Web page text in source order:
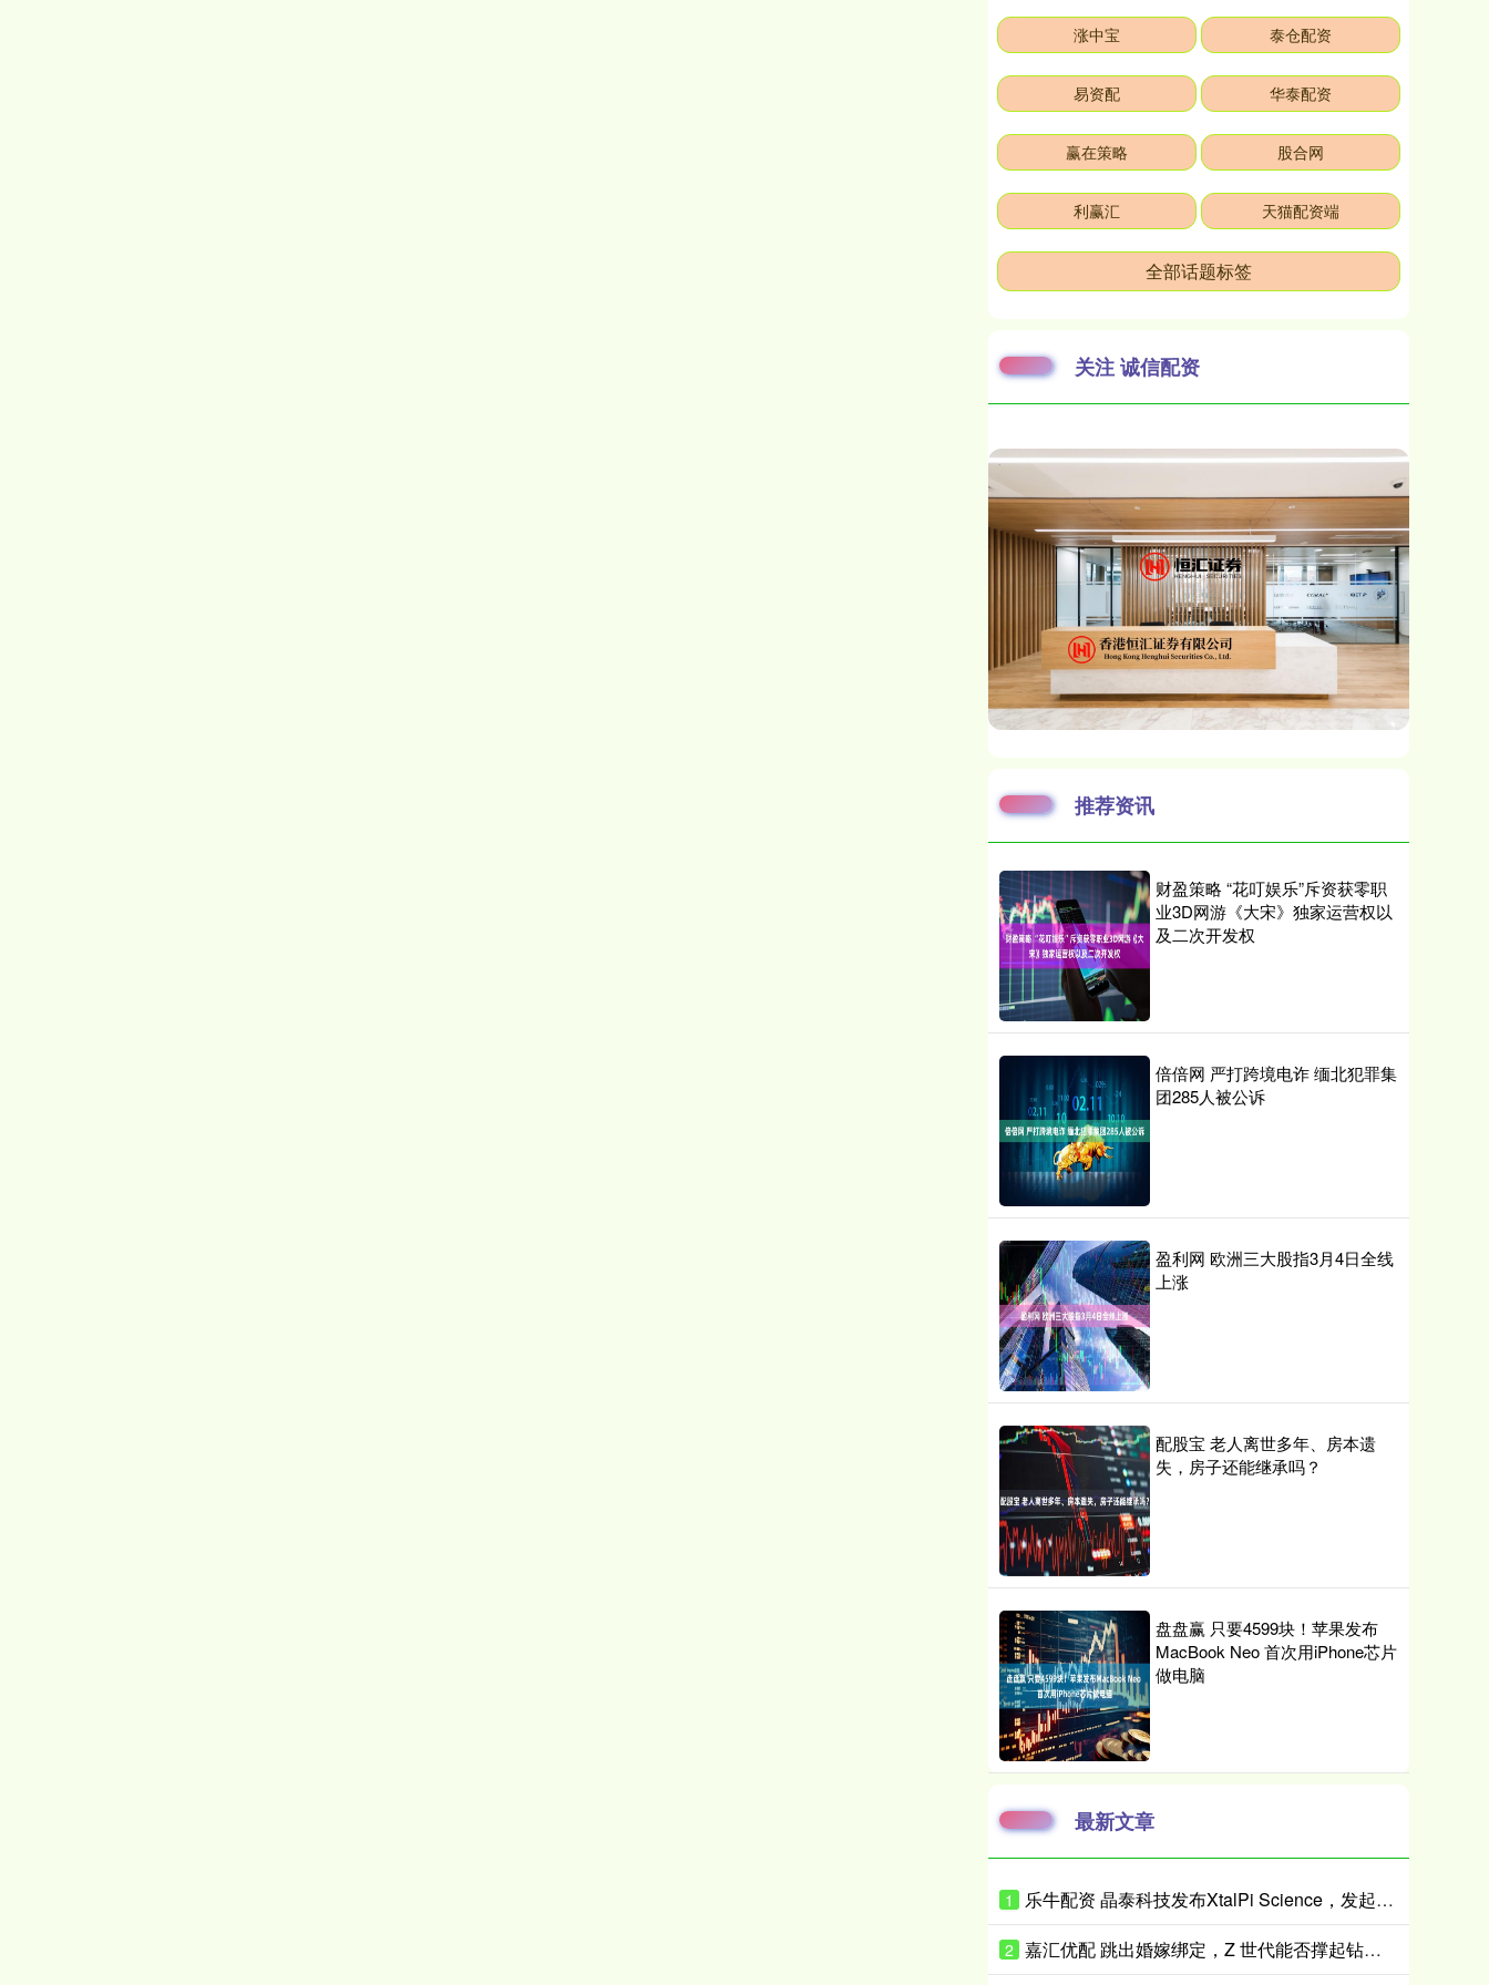
涨中宝 泰仓配资
易资配 华泰配资
赢在策略 股合网
利赢汇 天猫配资端
全部话题标签
关注 诚信配资
推荐资讯
财盈策略 “花叮娱乐”斥资获零职
业3D网游《大宋》独家运营权以
及二次开发权
倍倍网 严打跨境电诈 缅北犯罪集
团285人被公诉
盈利网 欧洲三大股指3月4日全线
上涨
配股宝 老人离世多年、房本遗
失，房子还能继承吗？
盘盘赢 只要4599块！苹果发布
MacBook Neo 首次用iPhone芯片
做电脑
最新文章
1 乐牛配资 晶泰科技发布XtalPi Science，发起“科学智能开放生态联盟”
2 嘉汇优配 跳出婚嫁绑定，Z 世代能否撑起钻石消费新增量？